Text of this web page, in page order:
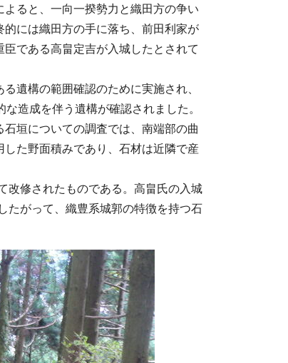
ると、一向一揆勢力と織田方の争い
には織田方の手に落ち、前田利家が
である高畠定吉が入城したとされて
遺構の範囲確認のために実施され、
造成を伴う遺構が確認されました。
垣についての調査では、南端部の曲
た野面積みであり、石材は近隣で産
改修されたものである。高畠氏の入城
たがって、織豊系城郭の特徴を持つ石